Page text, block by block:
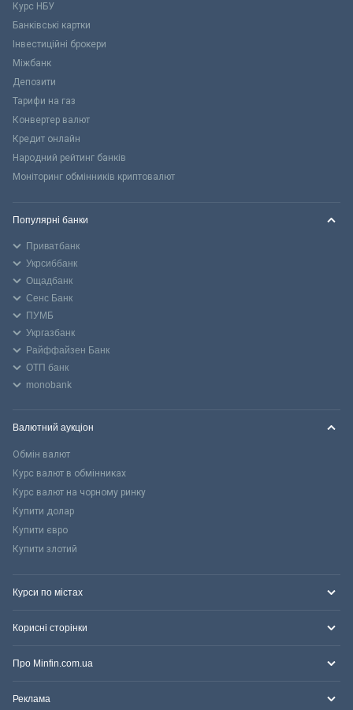
Курс НБУ
Банківські картки
Інвестиційні брокери
Міжбанк
Депозити
Тарифи на газ
Конвертер валют
Кредит онлайн
Народний рейтинг банків
Моніторинг обмінників криптовалют
Популярні банки
Приватбанк
Укрсиббанк
Ощадбанк
Сенс Банк
ПУМБ
Укргазбанк
Райффайзен Банк
ОТП банк
monobank
Валютний аукціон
Обмін валют
Курс валют в обмінниках
Курс валют на чорному ринку
Купити долар
Купити євро
Купити злотий
Курси по містах
Корисні сторінки
Про Minfin.com.ua
Реклама